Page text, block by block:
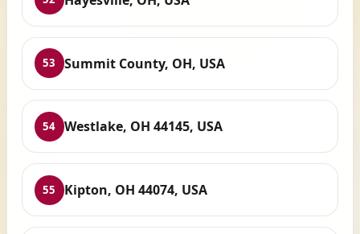
53 Summit County, OH, USA
54 Westlake, OH 44145, USA
55 Kipton, OH 44074, USA